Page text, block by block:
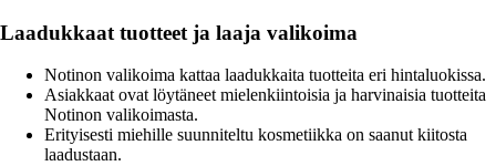
Laadukkaat tuotteet ja laaja valikoima
Notinon valikoima kattaa laadukkaita tuotteita eri hintaluokissa.
Asiakkaat ovat löytäneet mielenkiintoisia ja harvinaisia tuotteita
Notinon valikoimasta.
Erityisesti miehille suunniteltu kosmetiikka on saanut kiitosta
laadustaan.